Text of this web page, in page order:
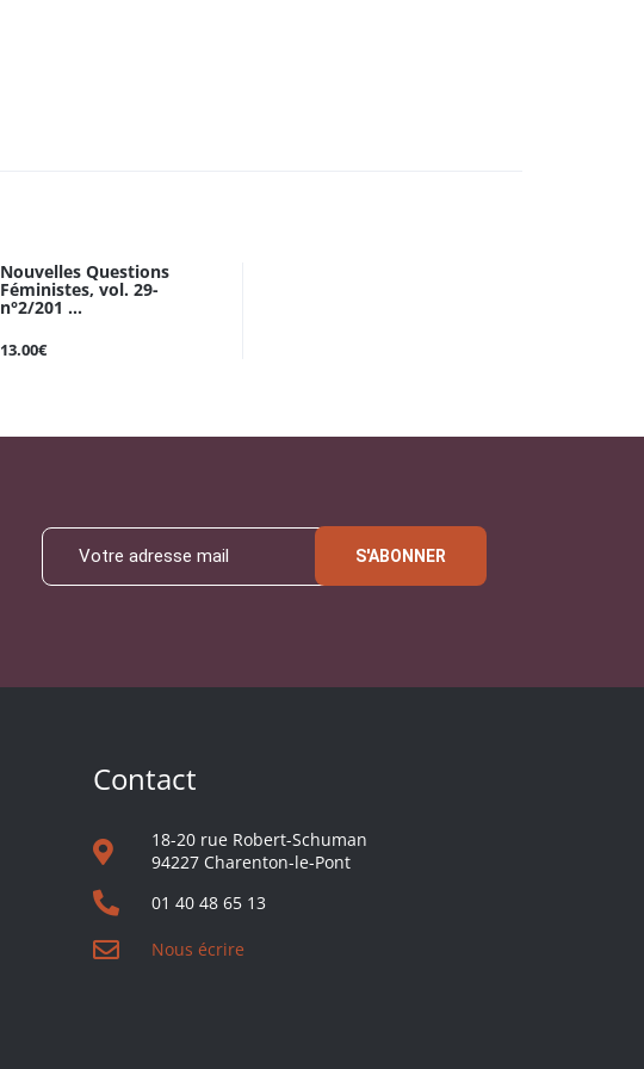
Nouvelles Questions
Féministes, vol. 29-
n°2/201 ...
13.00€
S'ABONNER
Contact
18-20 rue Robert-Schuman
94227 Charenton-le-Pont
01 40 48 65 13
Nous écrire